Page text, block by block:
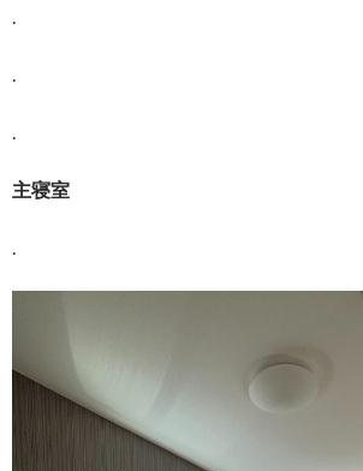
主寝室